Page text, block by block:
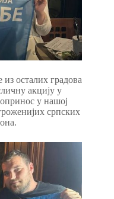
осталих градова
акцију у
у нашој
српских